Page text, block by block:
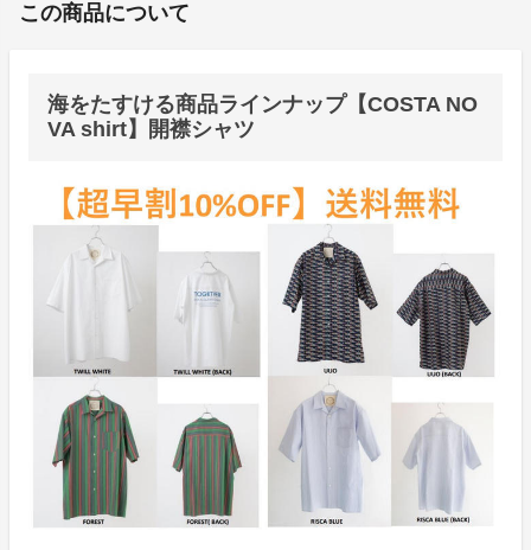
この商品について
海をたすける商品ラインナップ【COSTA NO
VA shirt】開襟シャツ